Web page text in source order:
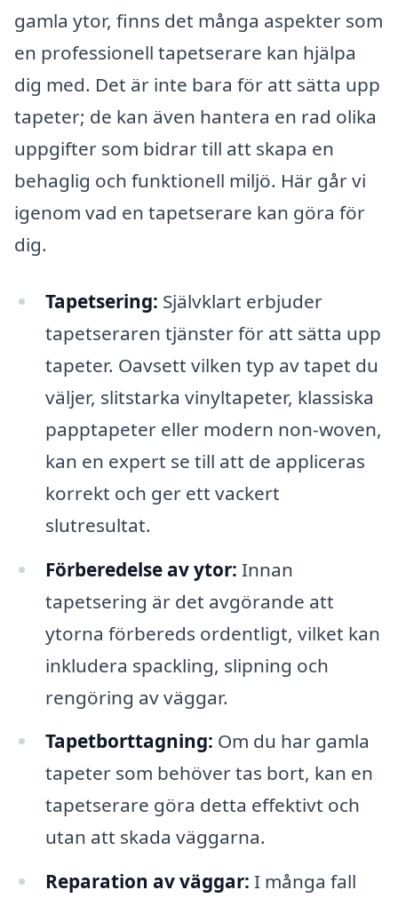
gamla ytor, finns det många aspekter som
en professionell tapetserare kan hjälpa
dig med. Det är inte bara för att sätta upp
tapeter; de kan även hantera en rad olika
uppgifter som bidrar till att skapa en
behaglig och funktionell miljö. Här går vi
igenom vad en tapetserare kan göra för
dig.
Tapetsering: Självklart erbjuder
tapetseraren tjänster för att sätta upp
tapeter. Oavsett vilken typ av tapet du
väljer, slitstarka vinyltapeter, klassiska
papptapeter eller modern non-woven,
kan en expert se till att de appliceras
korrekt och ger ett vackert
slutresultat.
Förberedelse av ytor: Innan
tapetsering är det avgörande att
ytorna förbereds ordentligt, vilket kan
inkludera spackling, slipning och
rengöring av väggar.
Tapetborttagning: Om du har gamla
tapeter som behöver tas bort, kan en
tapetserare göra detta effektivt och
utan att skada väggarna.
Reparation av väggar: I många fall